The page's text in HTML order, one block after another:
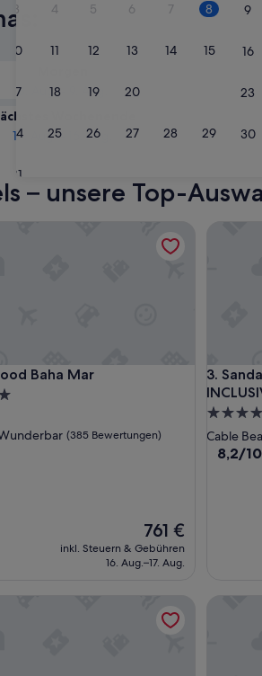
angezeigt.
3 4 5 6 7 8 9
10 11 12 13 14 15 16
17 18 19 20 23
24 25 26 27 28 29 30
31
8. Aug. - 9. Aug.
Wochenende
14. Aug. - 16. Aug.
– unsere Top-
Baha Mar
Baha Mar
(385 Bewertungen)
Der
Preis
beträgt
761 €
inkl. Steuern & Gebühren
16. Aug.–17. Aug.
3.
Sandals
5.0-
Sterne-
Cable
8.2
8,2/10